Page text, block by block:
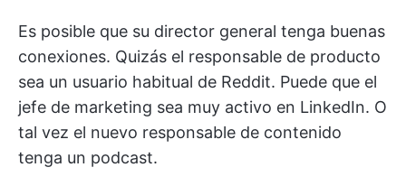
Es posible que su director general tenga buenas
conexiones. Quizás el responsable de producto
sea un usuario habitual de Reddit. Puede que el
jefe de marketing sea muy activo en LinkedIn. O
tal vez el nuevo responsable de contenido
tenga un podcast.